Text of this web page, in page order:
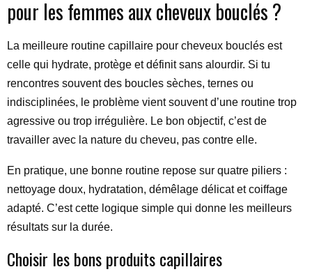
pour les femmes aux cheveux bouclés ?
La meilleure routine capillaire pour cheveux bouclés est
celle qui hydrate, protège et définit sans alourdir. Si tu
rencontres souvent des boucles sèches, ternes ou
indisciplinées, le problème vient souvent d’une routine trop
agressive ou trop irrégulière. Le bon objectif, c’est de
travailler avec la nature du cheveu, pas contre elle.
En pratique, une bonne routine repose sur quatre piliers :
nettoyage doux, hydratation, démêlage délicat et coiffage
adapté. C’est cette logique simple qui donne les meilleurs
résultats sur la durée.
Choisir les bons produits capillaires